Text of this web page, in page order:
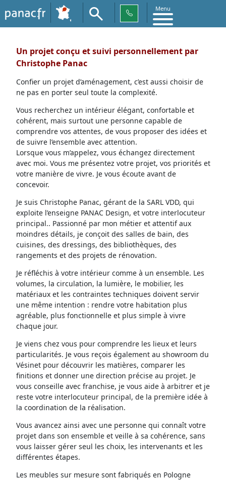
Menu
Un projet conçu et suivi personnellement par
Christophe Panac
Confier un projet d’aménagement, c’est aussi choisir de
ne pas en porter seul toute la complexité.
Vous recherchez un intérieur élégant, confortable et
cohérent, mais surtout une personne capable de
comprendre vos attentes, de vous proposer des idées et
de suivre l’ensemble avec attention.
Lorsque vous m’appelez, vous échangez directement
avec moi. Vous me présentez votre projet, vos priorités et
votre manière de vivre. Je vous écoute avant de
concevoir.
Je suis Christophe Panac, gérant de la SARL VDD, qui
exploite l’enseigne PANAC Design, et votre interlocuteur
principal.. Passionné par mon métier et attentif aux
moindres détails, je conçoit des salles de bain, des
cuisines, des dressings, des bibliothèques, des
rangements et des projets de rénovation.
Je réfléchis à votre intérieur comme à un ensemble. Les
volumes, la circulation, la lumière, le mobilier, les
matériaux et les contraintes techniques doivent servir
une même intention : rendre votre habitation plus
agréable, plus fonctionnelle et plus simple à vivre
chaque jour.
Je viens chez vous pour comprendre les lieux et leurs
particularités. Je vous reçois également au showroom du
Vésinet pour découvrir les matières, comparer les
finitions et donner une direction précise au projet. Je
vous conseille avec franchise, je vous aide à arbitrer et je
reste votre interlocuteur principal, de la première idée à
la coordination de la réalisation.
Vous avancez ainsi avec une personne qui connaît votre
projet dans son ensemble et veille à sa cohérence, sans
vous laisser gérer seul les choix, les intervenants et les
différentes étapes.
Les meubles sur mesure sont fabriqués en Pologne